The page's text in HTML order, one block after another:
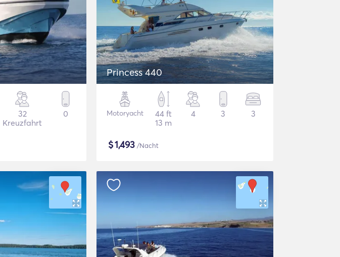
32
Kreuzfahrt
0
Princess 440
Motoryacht
44 ft
13 m
4 3 3
$1,493 /Nacht